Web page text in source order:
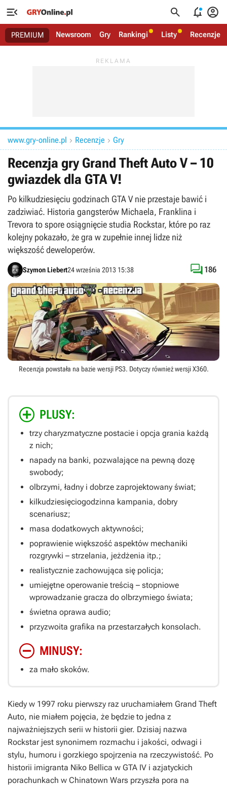
   
PREMIUM Newsroom Gry Rankingi Listy Recenzje
www.gry-online.pl  Recenzje  Gry
Recenzja gry Grand Theft Auto V – 10
gwiazdek dla GTA V!
Po kilkudziesięciu godzinach GTA V nie przestaje bawić i
zadziwiać. Historia gangsterów Michaela, Franklina i
Trevora to spore osiągnięcie studia Rockstar, które po raz
kolejny pokazało, że gra w zupełnie innej lidze niż
większość deweloperów.
Szymon Liebert24 września 2013 15:38  186
Recenzja powstała na bazie wersji PS3. Dotyczy również wersjiX360.
PLUSY:
trzy charyzmatyczne postacie i opcja grania każdą
z nich;
napady na banki, pozwalające na pewną dozę
swobody;
olbrzymi, ładny i dobrze zaprojektowany świat;
kilkudziesięciogodzinna kampania, dobry
scenariusz;
masa dodatkowych aktywności;
poprawienie większość aspektów mechaniki
rozgrywki – strzelania, jeżdżenia itp.;
realistycznie zachowująca się policja;
umiejętne operowanie treścią – stopniowe
wprowadzanie gracza do olbrzymiego świata;
świetna oprawa audio;
przyzwoita grafika na przestarzałych konsolach.
MINUSY:
za mało skoków.
Kiedy w 1997 roku pierwszy raz uruchamiałem Grand Theft
Auto, nie miałem pojęcia, że będzie to jedna z
najważniejszych serii w historii gier. Dzisiaj nazwa
Rockstar jest synonimem rozmachu i jakości, odwagi i
stylu, humoru i gorzkiego spojrzenia na rzeczywistość. Po
historii imigranta Niko Bellica w GTA IV i azjatyckich
porachunkach w Chinatown Wars przyszła pora na